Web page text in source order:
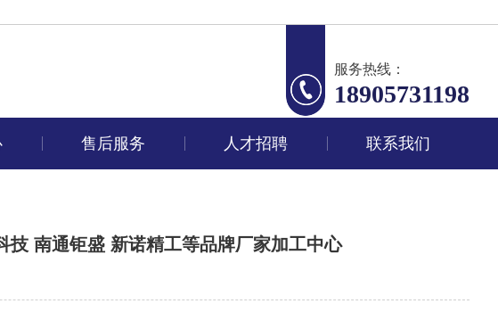
服务热线：
18905731198
售后服务 人才招聘 联系我们
南通钜盛 新诺精工等品牌厂家加工中心